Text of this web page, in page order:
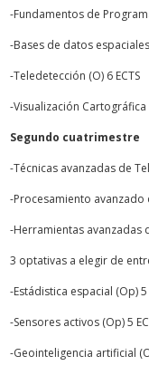
-Fundamentos de
-Bases de datos espaciales
-Teledetección (O) 6 ECTS
-Visualización Cartográfica
Segundo cuatrimestre
-Técnicas avanzadas de
-Procesamiento avanzado
-Herramientas avanzadas
3 optativas a elegir de
-Estádistica espacial (Op) 5
-Sensores activos (Op) 5
-Geointeligencia artificial